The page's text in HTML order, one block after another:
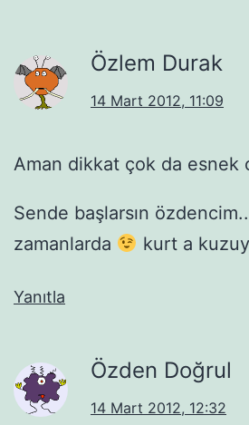
Özlem Durak
14 Mart 2012, 11:09
Aman dikkat çok da esnek
Sende başlarsın
zamanlarda
kurt a
Yanıtla
Özden Doğrul
14 Mart 2012, 12:32